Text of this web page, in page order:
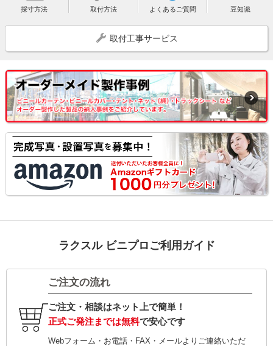
採寸方法 取付方法 よくあるご質問 豆知識
取付工事サービス
ラクスル ビニプロご利用ガイド
ご注文の流れ
ご注文・相談はネット上で簡単！
正式ご発注までは無料で安心です
Webフォーム・お電話・FAX・メールよりご連絡いただ